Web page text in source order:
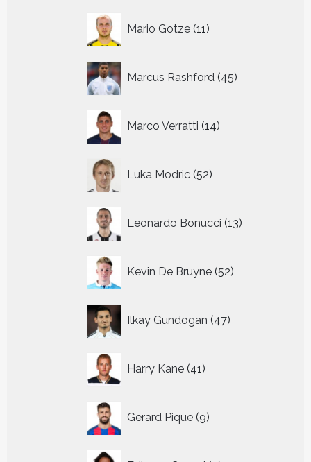
Mario Gotze 11
producten
Marcus Rashford 45
producten
Marco Verratti 14
producten
Luka Modric 52
producten
Leonardo Bonucci 13
producten
Kevin De Bruyne 52
producten
Ilkay Gundogan 47
producten
Harry Kane 41
producten
Gerard Pique 9
producten